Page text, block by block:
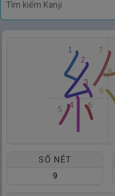
1
2
3
4 6
5
7
8
9
SỐ NÉT
9